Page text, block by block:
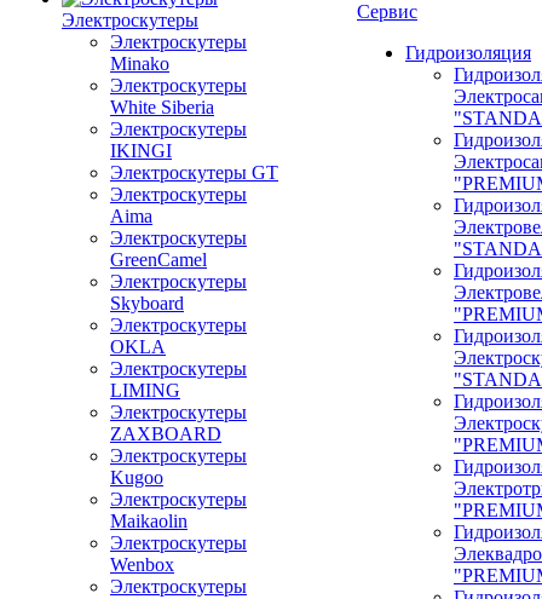
Электроскутеры
Электроскутеры
Minako
Электроскутеры
White Siberia
Электроскутеры
IKINGI
Электроскутеры GT
Электроскутеры
Aima
Электроскутеры
GreenCamel
Электроскутеры
Skyboard
Электроскутеры
OKLA
Электроскутеры
LIMING
Электроскутеры
ZAXBOARD
Электроскутеры
Kugoo
Электроскутеры
Maikaolin
Электроскутеры
Wenbox
Электроскутеры
Сервис
Гидроизоляция